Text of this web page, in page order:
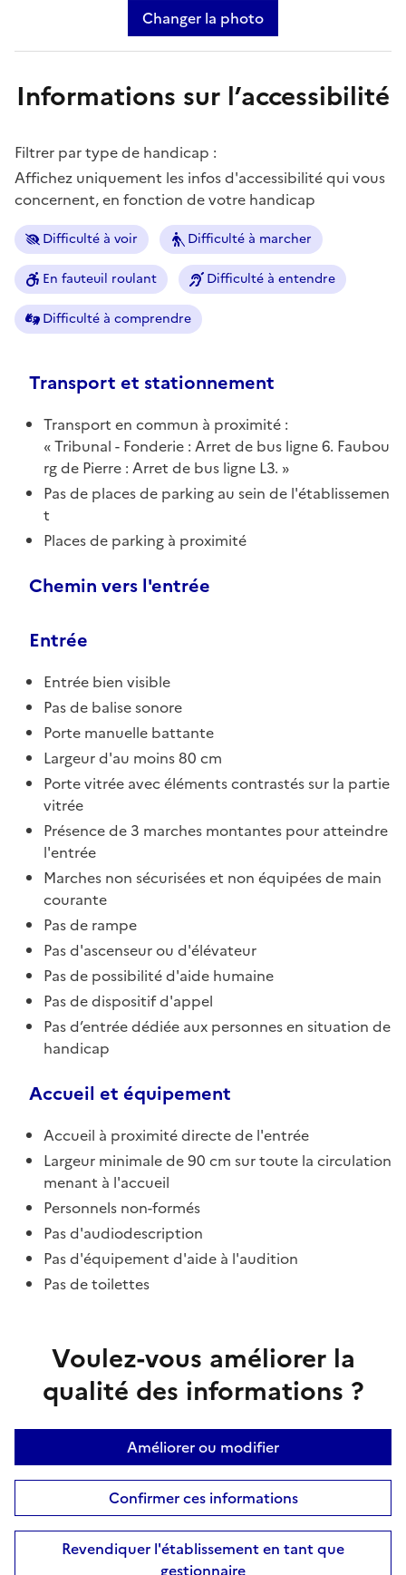
Changer la photo
Informations sur l’accessibilité
Filtrer par type de handicap :
Affichez uniquement les infos d'accessibilité qui vous
concernent, en fonction de votre handicap
Difficulté à voir Difficulté à marcher
En fauteuil roulant Difficulté à entendre
Difficulté à comprendre
Transport et stationnement
Transport en commun à proximité :
Tribunal - Fonderie : Arret de bus ligne 6. Faubou
rg de Pierre : Arret de bus ligne L3.
Pas de places de parking au sein de l'établissemen
t
Places de parking à proximité
Chemin vers l'entrée
Entrée
Entrée bien visible
Pas de balise sonore
Porte manuelle battante
Largeur d'au moins 80 cm
Porte vitrée avec éléments contrastés sur la partie
vitrée
Présence de 3 marches montantes pour atteindre
l'entrée
Marches non sécurisées et non équipées de main
courante
Pas de rampe
Pas d'ascenseur ou d'élévateur
Pas de possibilité d'aide humaine
Pas de dispositif d'appel
Pas d’entrée dédiée aux personnes en situation de
handicap
Accueil et équipement
Accueil à proximité directe de l'entrée
Largeur minimale de 90 cm sur toute la circulation
menant à l'accueil
Personnels non-formés
Pas d'audiodescription
Pas d'équipement d'aide à l'audition
Pas de toilettes
Voulez-vous améliorer la
qualité des informations ?
Améliorer ou modifier
Confirmer ces informations
Revendiquer l'établissement en tant que
gestionnaire